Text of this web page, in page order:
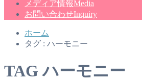
メディア情報Media
お問い合わせInquiry
ホーム
タグ : ハーモニー
TAG ハーモニー